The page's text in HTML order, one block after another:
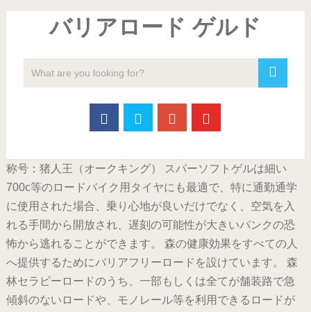
バリアロード ゲルド
称号：猪人王（オークキング） スパーソフトゲルは細い
700c等のロードバイク用タイヤにも最適で、特に通勤通学
に使用された場合、乗り心地が良いだけでなく、空気を入
れる手間から開放され、遅刻の可能性が大きいパンクの恐
怖から逃れることができます。 森の健康効果をすべての人
へ提供するためにバリアフリーロードを設けています。 森
林セラピーロードのうち、一部もしくは全てが舗装路で急
傾斜のないロードや、モノレール等を利用できるロードが